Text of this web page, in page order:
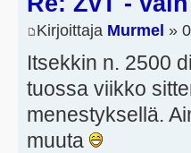
Kirjoittaja Murmel »
Itsekkin n. 2500
tuossa viikko
menestyksellä.
muuta